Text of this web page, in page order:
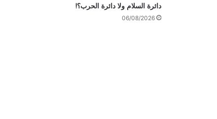
دائرة السلام ولا دائرة الحرب؟!
06/08/2026